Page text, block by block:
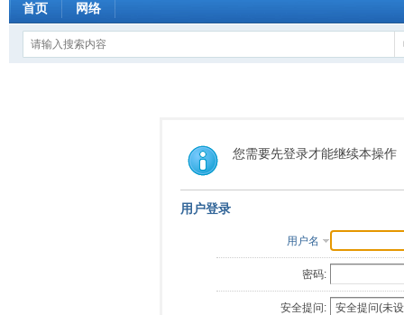
首页 网络
您需要先登录才能继续本操作
用户登录
用户名
密码:
安全提问: